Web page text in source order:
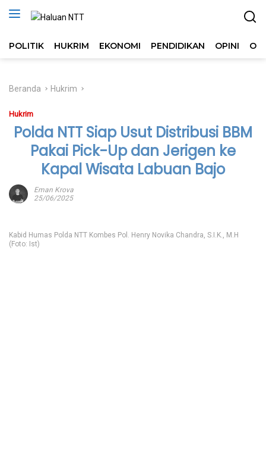
POLITIK HUKRIM EKONOMI PENDIDIKAN OPINI
Beranda Hukrim
Hukrim
Polda NTT Siap Usut Distribusi BBM
Pakai Pick-Up dan Jerigen ke
Kapal Wisata Labuan Bajo
Eman Krova
25/06/2025
Kabid Humas Polda NTT Kombes Pol. Henry Novika Chandra, S.I.K., M.H
(Foto: Ist)